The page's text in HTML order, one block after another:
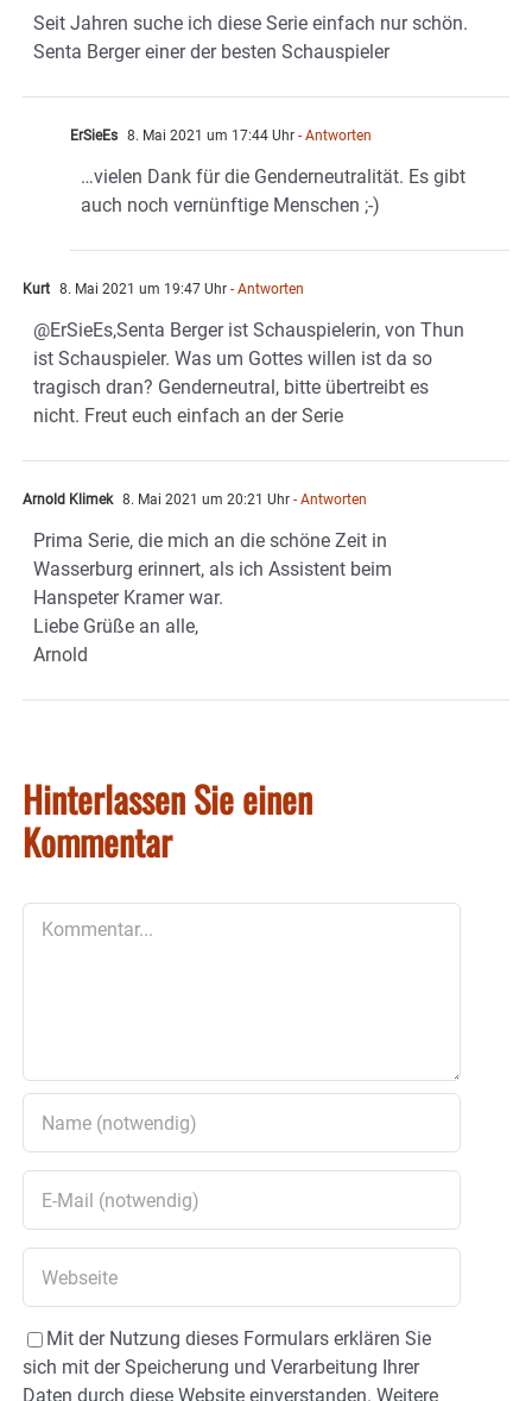
Seit Jahren suche ich diese Serie einfach nur schön.
Senta Berger einer der besten Schauspieler
ErSieEs 8. Mai 2021 um 17:44 Uhr - Antworten
…vielen Dank für die Genderneutralität. Es gibt
auch noch vernünftige Menschen ;-)
Kurt 8. Mai 2021 um 19:47 Uhr - Antworten
@ErSieEs,Senta Berger ist Schauspielerin, von Thun
ist Schauspieler. Was um Gottes willen ist da so
tragisch dran? Genderneutral, bitte übertreibt es
nicht. Freut euch einfach an der Serie
Arnold Klimek 8. Mai 2021 um 20:21 Uhr - Antworten
Prima Serie, die mich an die schöne Zeit in
Wasserburg erinnert, als ich Assistent beim
Hanspeter Kramer war.
Liebe Grüße an alle,
Arnold
Hinterlassen Sie einen
Kommentar
Mit der Nutzung dieses Formulars erklären Sie
sich mit der Speicherung und Verarbeitung Ihrer
Daten durch diese Website einverstanden. Weitere